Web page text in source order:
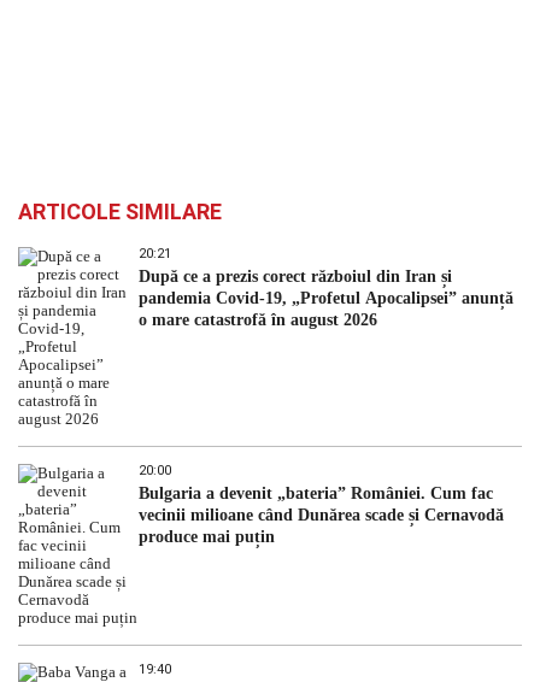
ARTICOLE SIMILARE
20:21
După ce a prezis corect războiul din Iran și
pandemia Covid-19, „Profetul Apocalipsei” anunță
o mare catastrofă în august 2026
20:00
Bulgaria a devenit „bateria” României. Cum fac
vecinii milioane când Dunărea scade și Cernavodă
produce mai puțin
19:40